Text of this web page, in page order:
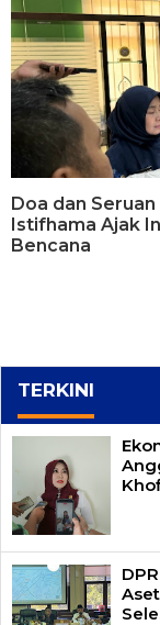
Doa dan
Istifhama Ajak
Bencana
TERKINI